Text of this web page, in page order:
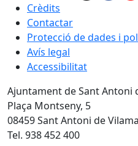
Crèdits
Contactar
Protecció de dades i
Avís legal
Accessibilitat
Ajuntament de Sant Antoni
Plaça Montseny, 5
08459 Sant Antoni de
Tel. 938 452 400